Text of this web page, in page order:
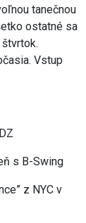
tanečnou
ostatné sa
Vstup
s B-Swing
z NYC v